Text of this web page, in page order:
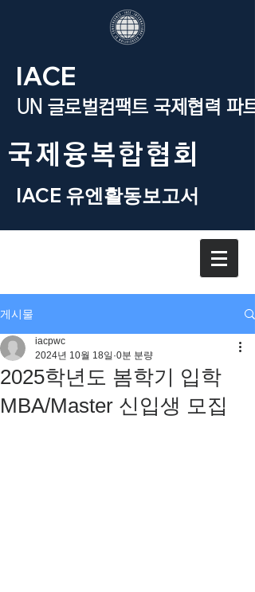
IACE
UN 글로벌컴팩트 국제협력 파트
​국제융복합협회
IACE 유엔활동보고서
게시물
2025학년도 봄학기 입학
MBA/Master 신입생 모집
iacpwc
2024년 10월 18일 0분 분량